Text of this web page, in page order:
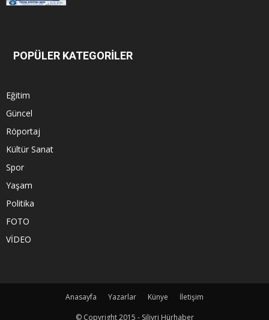
POPÜLER KATEGORİLER
Eğitim
Güncel
Röportaj
Kültür Sanat
Spor
Yaşam
Politika
FOTO
VİDEO
Anasayfa Yazarlar Künye
İletişim
© Copyright 2015 - Silivri Hürhaber